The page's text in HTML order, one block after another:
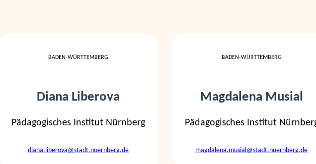
BADEN-WÜRTTEMBERG
Diana Liberova
Pädagogisches Institut Nürnberg
diana.liberova@stadt.nuernberg.de
BADEN-WÜRTTEMBERG
Magdalena Musial
Pädagogisches Institut
magdalena.musial@stadt.nuernberg.de